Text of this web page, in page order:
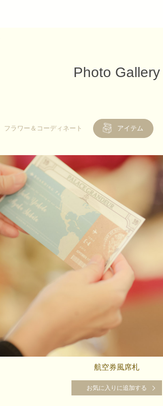
Photo Gallery
フラワー＆コーディネート
フラワー＆コーディネート アイテム
航空券風席札
お気に入りに追加する
お気に入りに追加する